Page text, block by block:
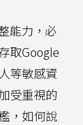
能力，必
取Google
等敏感資
受重視的
，如何說